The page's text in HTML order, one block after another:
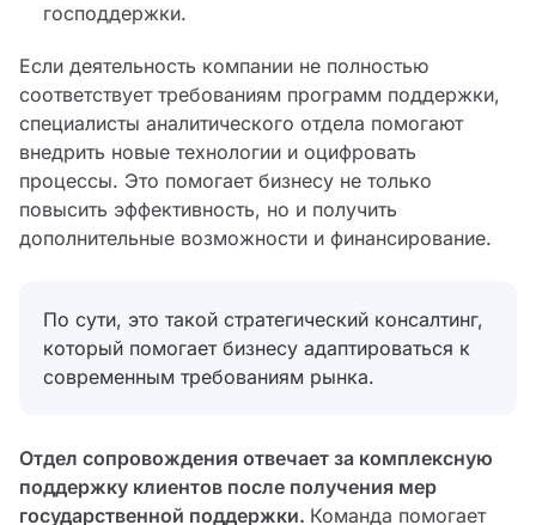
господдержки.
Если деятельность компании не полностью
соответствует требованиям программ поддержки,
специалисты аналитического отдела помогают
внедрить новые технологии и оцифровать
процессы. Это помогает бизнесу не только
повысить эффективность, но и получить
дополнительные возможности и финансирование.
По сути, это такой стратегический консалтинг,
который помогает бизнесу адаптироваться к
современным требованиям рынка.
Отдел сопровождения отвечает за комплексную
поддержку клиентов после получения мер
государственной поддержки. Команда помогает